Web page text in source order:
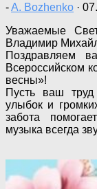
-A. Bozhenko ·
Уважаемые
Владимир
Поздравляем
Всероссийском
весны»!
Пусть ваш
улыбок и
забота
музыка всегда